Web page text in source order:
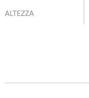
ALTEZZA